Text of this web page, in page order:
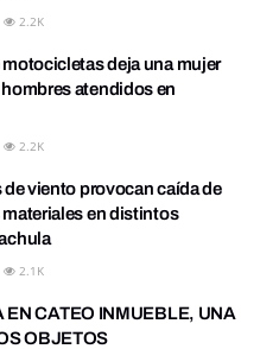
2.2K
deja una mujer
atendidos en
2.2K
de viento provocan caída de
en distintos
2.1K
EN CATEO INMUEBLE, UNA
OBJETOS